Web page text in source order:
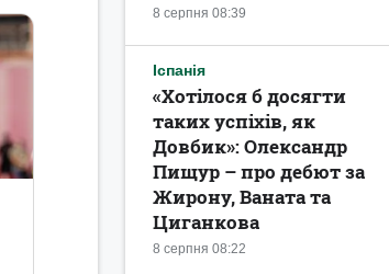
8 серпня 08:39
Іспанія
8 серпня 08:22
«Хотілося б досягти
таких успіхів, як
Довбик»: Олександр
Пищур – про дебют за
Жирону, Ваната та
Циганкова